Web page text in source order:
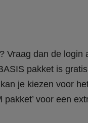
Vraag dan de login
pakket is
je kiezen voor
pakket’ voor een